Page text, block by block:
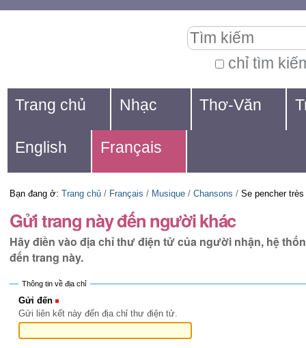
dung.
đến
mục
định
hướng
cá
nhân
chỉ tìm
kiếm
Navigation
Trang chủ Nhạc Thơ-Văn
English Français
Bạn đang ở: Trang chủ / Français / Musique / Chansons / Se pencher très
Gửi trang này đến người khác
Hãy điền vào địa chỉ thư điện tử của người nhận, hệ
đến trang này.
Thông tin về địa chỉ
Gửi đến
Gửi liên kết này đến địa chỉ thư điện tử.